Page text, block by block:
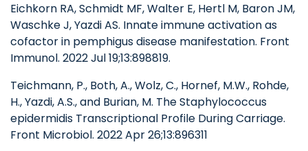
Eichkorn RA, Schmidt MF, Walter E, Hertl M, Baron JM,
Waschke J, Yazdi AS. Innate immune activation as
cofactor in pemphigus disease manifestation. Front
Immunol. 2022 Jul 19;13:898819.
Teichmann, P., Both, A., Wolz, C., Hornef, M.W., Rohde,
H., Yazdi, A.S., and Burian, M. The Staphylococcus
epidermidis Transcriptional Profile During Carriage.
Front Microbiol. 2022 Apr 26;13:896311